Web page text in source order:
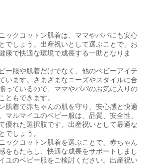
ックコットン肌着は、ママやパパにも安心
でしょう。出産祝いとして選ぶことで、お
康で快適な環境で成長する一助となりま
ー服や肌着だけでなく、他のベビーアイテ
います。さまざまなニーズやスタイルに合
っているので、ママやパパのお気に入りの
ともできます。
肌着で赤ちゃんの肌を守り、安心感と快適
マルマイユのベビー服は、品質、安全性、
優れた選択肢です。出産祝いとして最適な
でしょう。
ックコットン肌着を選ぶことで、赤ちゃん
をもたらし、快適な成長をサポートしまし
ユのベビー服をご検討ください。出産祝い